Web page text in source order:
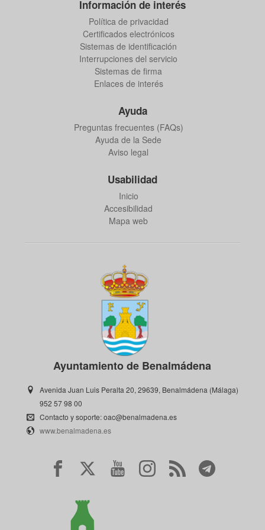
Información de interés
Política de privacidad
Certificados electrónicos
Sistemas de identificación
Interrupciones del servicio
Sistemas de firma
Enlaces de interés
Ayuda
Preguntas frecuentes (FAQs)
Ayuda de la Sede
Aviso legal
Usabilidad
Inicio
Accesibilidad
Mapa web
Ayuntamiento de Benalmádena
Avenida Juan Luis Peralta 20, 29639, Benalmádena (Málaga)
952 57 98 00
Contacto y soporte: oac@benalmadena.es
www.benalmadena.es